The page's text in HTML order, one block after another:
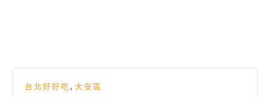
台北好好吃 , 大安區